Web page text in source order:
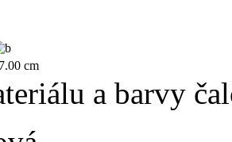
cm
a barvy